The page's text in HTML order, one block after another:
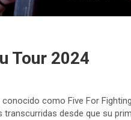
Tour 2024
como Five For
desde que su